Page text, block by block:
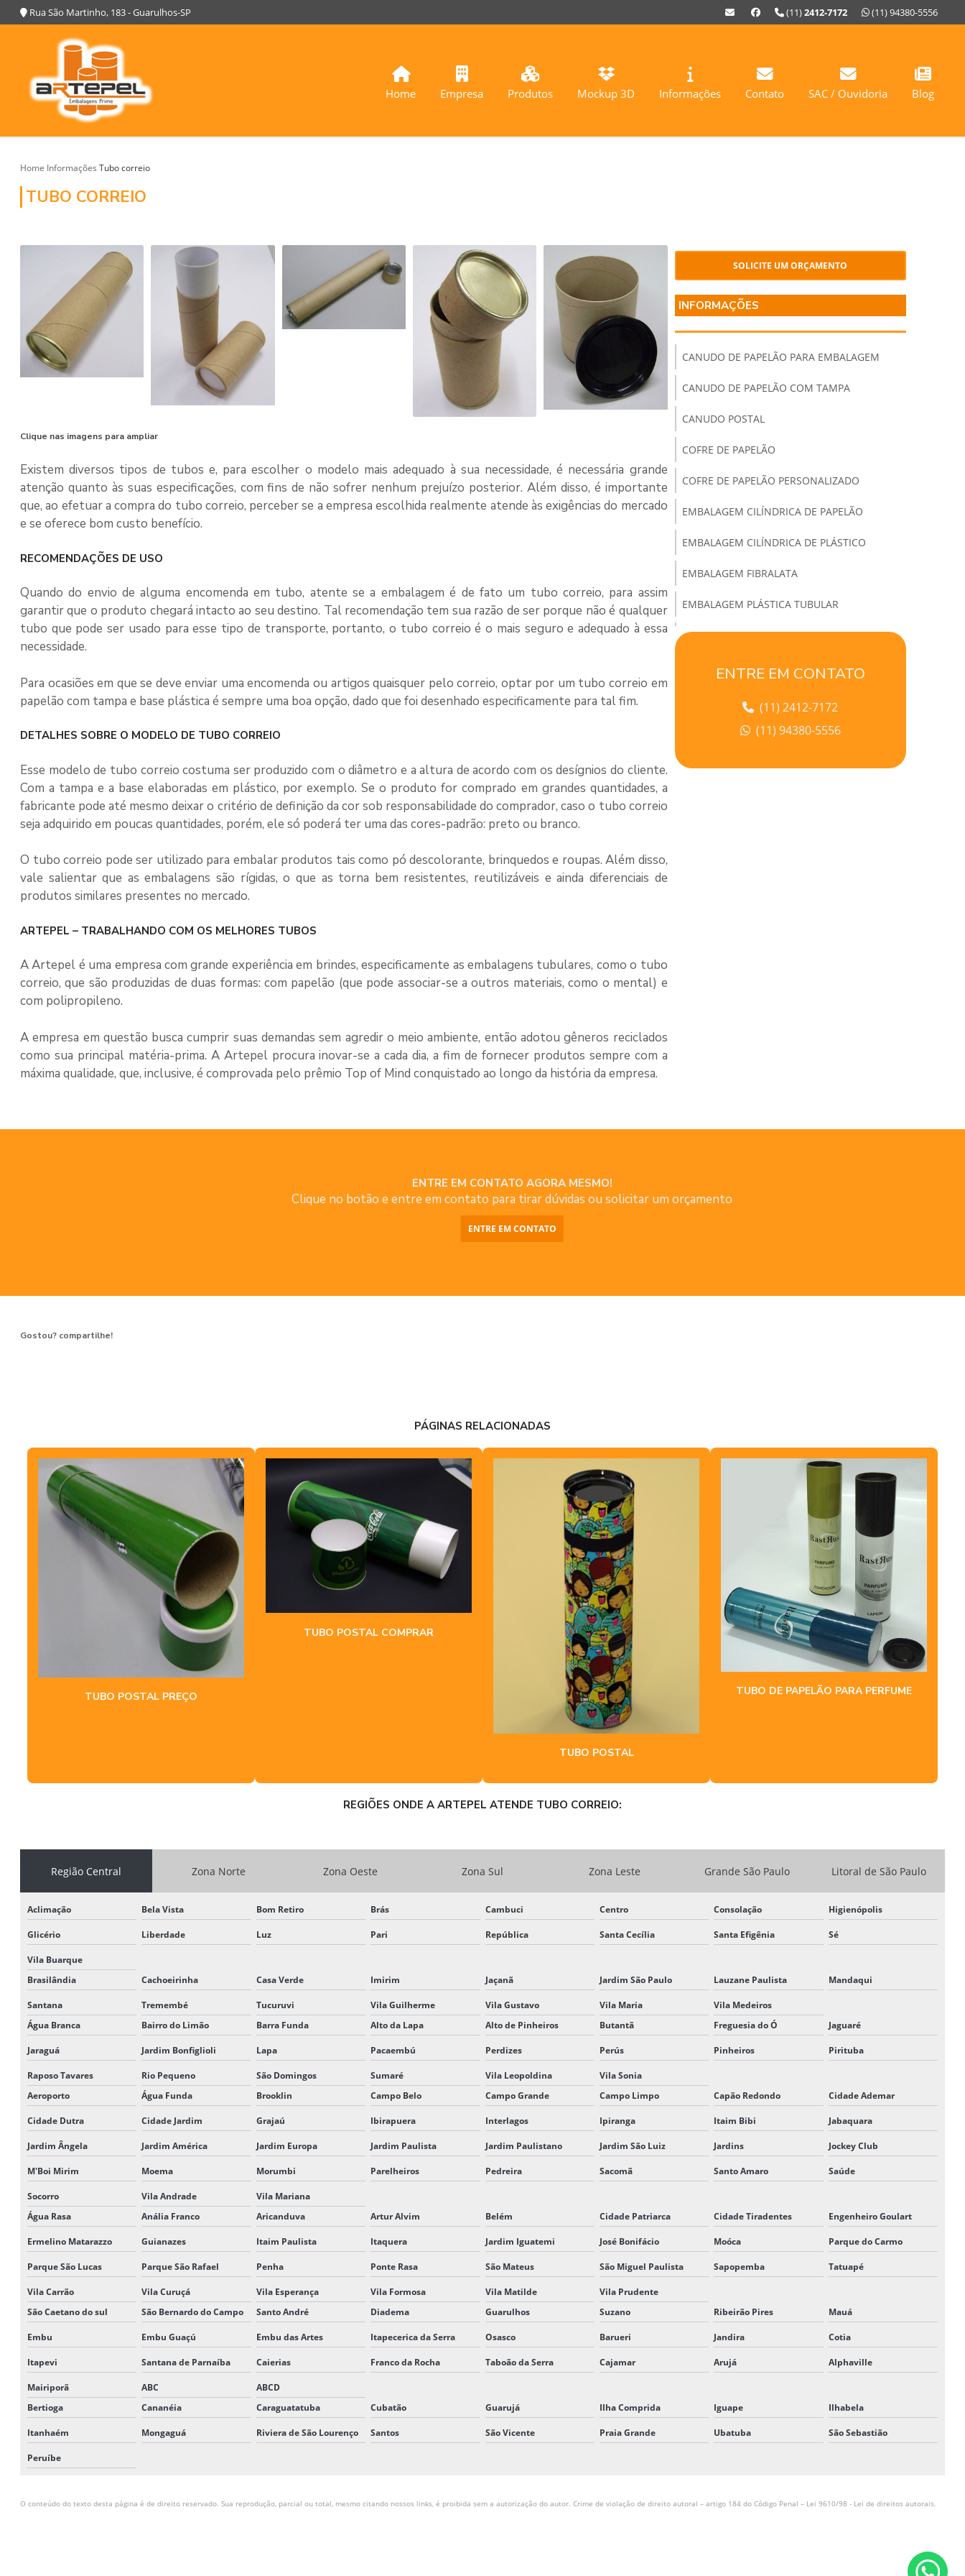
Rua São Martinho, 183 - Guarulhos-SP (11) 94380-5556
(11)2412-7172
Home Empresa Produtos Mockup 3D Informações Contato SAC / Ouvidoria Blog
Home Informações Tubo correio
TUBO CORREIO
Clique nas imagens para ampliar
Existem diversos tipos de tubos e, para escolher o modelo mais adequado à sua necessidade, é necessária grande
atenção quanto às suas especificações, com fins de não sofrer nenhum prejuízo posterior. Além disso, é importante
que, ao efetuar a compra do tubo correio, perceber se a empresa escolhida realmente atende às exigências do mercado
e se oferece bom custo benefício.
RECOMENDAÇÕES DE USO
Quando do envio de alguma encomenda em tubo, atente se a embalagem é de fato um tubo correio, para assim
garantir que o produto chegará intacto ao seu destino. Tal recomendação tem sua razão de ser porque não é qualquer
tubo que pode ser usado para esse tipo de transporte, portanto, o tubo correio é o mais seguro e adequado à essa
necessidade.
Para ocasiões em que se deve enviar uma encomenda ou artigos quaisquer pelo correio, optar por um tubo correio em
papelão com tampa e base plástica é sempre uma boa opção, dado que foi desenhado especificamente para tal fim.
DETALHES SOBRE O MODELO DE TUBO CORREIO
Esse modelo de tubo correio costuma ser produzido com o diâmetro e a altura de acordo com os desígnios do cliente.
Com a tampa e a base elaboradas em plástico, por exemplo. Se o produto for comprado em grandes quantidades, a
fabricante pode até mesmo deixar o critério de definição da cor sob responsabilidade do comprador, caso o tubo correio
seja adquirido em poucas quantidades, porém, ele só poderá ter uma das cores-padrão: preto ou branco.
O tubo correio pode ser utilizado para embalar produtos tais como pó descolorante, brinquedos e roupas. Além disso,
vale salientar que as embalagens são rígidas, o que as torna bem resistentes, reutilizáveis e ainda diferenciais de
produtos similares presentes no mercado.
ARTEPEL – TRABALHANDO COM OS MELHORES TUBOS
A Artepel é uma empresa com grande experiência em brindes, especificamente as embalagens tubulares, como o tubo
correio, que são produzidas de duas formas: com papelão (que pode associar-se a outros materiais, como o mental) e
com polipropileno.
A empresa em questão busca cumprir suas demandas sem agredir o meio ambiente, então adotou gêneros reciclados
como sua principal matéria-prima. A Artepel procura inovar-se a cada dia, a fim de fornecer produtos sempre com a
máxima qualidade, que, inclusive, é comprovada pelo prêmio Top of Mind conquistado ao longo da história da empresa.
ENTRE EM CONTATO AGORA MESMO!
Clique no botão e entre em contato para tirar dúvidas ou solicitar um orçamento
ENTRE EM CONTATO
Gostou? compartilhe!
SOLICITE UM ORÇAMENTO
INFORMAÇÕES
CANUDO DE PAPELÃO PARA EMBALAGEM
CANUDO DE PAPELÃO COM TAMPA
CANUDO POSTAL
COFRE DE PAPELÃO
COFRE DE PAPELÃO PERSONALIZADO
EMBALAGEM CILÍNDRICA DE PAPELÃO
EMBALAGEM CILÍNDRICA DE PLÁSTICO
EMBALAGEM FIBRALATA
EMBALAGEM PLÁSTICA TUBULAR
EMBALAGEM TUBO PARA CAMISETA
EMBALAGEM TUBO KRAFT
EMBALAGEM TUBO DE PAPELÃO
LATA TUBO
PORTA TRECO DE PAPELÃO
TUBO LATA PERSONALIZADO
TUBO DE PAPELÃO PARA PERFUME
TUBO POSTAL COMPRAR
TUBO POSTAL PREÇO
TUBOS DE PAPELÃO KRAFT
TUBOS PLÁSTICO POLIPROPILENO
ENTRE EM CONTATO
(11) 2412-7172
(11) 94380-5556
PÁGINAS RELACIONADAS
TUBO POSTAL PREÇO
TUBO POSTAL COMPRAR
TUBO POSTAL
TUBO DE PAPELÃO PARA PERFUME
REGIÕES ONDE A ARTEPEL ATENDE TUBO CORREIO:
Região Central Zona Norte Zona Oeste Zona Sul Zona Leste Grande São Paulo Litoral de São Paulo
Aclimação Bela Vista Bom Retiro Brás Cambuci Centro Consolação Higienópolis
Glicério Liberdade Luz Pari República Santa Cecília Santa Efigênia Sé
Vila Buarque
Brasilândia
Cachoeirinha Casa Verde Imirim Jaçanã Jardim São Paulo Lauzane Paulista Mandaqui
Santana Tremembé Tucuruvi Vila Guilherme Vila Gustavo Vila Maria
Vila Medeiros
Água Branca
Bairro do Limão Barra Funda Alto da Lapa Alto de Pinheiros Butantã Freguesia do Ó Jaguaré
Jaraguá Jardim Bonfiglioli Lapa Pacaembú Perdizes Perús Pinheiros Pirituba
Raposo Tavares Rio Pequeno São Domingos Sumaré Vila Leopoldina
Vila Sonia
Aeroporto
Água Funda Brooklin Campo Belo Campo Grande Campo Limpo Capão Redondo Cidade Ademar
Cidade Dutra Cidade Jardim Grajaú Ibirapuera Interlagos Ipiranga Itaim Bibi Jabaquara
Jardim Ângela Jardim América Jardim Europa Jardim Paulista Jardim Paulistano Jardim São Luiz Jardins Jockey Club
M'Boi Mirim Moema Morumbi Parelheiros Pedreira Sacomã Santo Amaro Saúde
Socorro Vila Andrade
Vila Mariana
Água Rasa
Anália Franco Aricanduva Artur Alvim Belém Cidade Patriarca Cidade Tiradentes Engenheiro Goulart
Ermelino Matarazzo Guianazes Itaim Paulista Itaquera Jardim Iguatemi José Bonifácio Moóca Parque do Carmo
Parque São Lucas Parque São Rafael Penha Ponte Rasa São Mateus São Miguel Paulista Sapopemba Tatuapé
Vila Carrão Vila Curuçá Vila Esperança Vila Formosa Vila Matilde
Vila Prudente
São Caetano do sul
São Bernardo do Campo Santo André Diadema Guarulhos Suzano Ribeirão Pires Mauá
Embu Embu Guaçú Embu das Artes Itapecerica da Serra Osasco Barueri Jandira Cotia
Itapevi Santana de Parnaíba Caierias Franco da Rocha Taboão da Serra Cajamar Arujá Alphaville
Mairiporã ABC
ABCD
Bertioga
Cananéia Caraguatatuba Cubatão Guarujá Ilha Comprida Iguape Ilhabela
Itanhaém Mongaguá Riviera de São Lourenço Santos São Vicente Praia Grande Ubatuba São Sebastião
Peruíbe
O conteúdo do texto desta página é de direito reservado. Sua reprodução, parcial ou total, mesmo citando nossos links, é proibida sem a autorização do autor. Crime de violação de direito autoral – artigo 184 do Código Penal – Lei 9610/98 - Lei de direitos autorais.